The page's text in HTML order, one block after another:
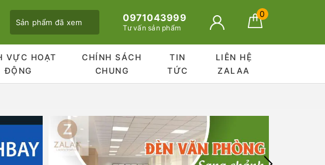
Sản phẩm đã xem 0971043999
Tư vấn sản phẩm
0
VỰC HOẠT
ĐỘNG
CHÍNH SÁCH
CHUNG
TIN
TỨC
LIÊN HỆ
ZALAA